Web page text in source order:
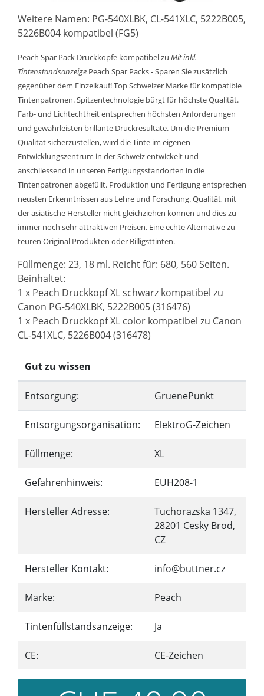
Weitere Namen: PG-540XLBK, CL-541XLC, 5222B005,
5226B004 kompatibel (FG5)
Peach Spar Pack Druckköpfe kompatibel zu Mit inkl.
Tintenstandsanzeige Peach Spar Packs - Sparen Sie zusätzlich
gegenüber dem Einzelkauf! Top Schweizer Marke für kompatible
Tintenpatronen. Spitzentechnologie bürgt für höchste Qualität.
Farb- und Lichtechtheit entsprechen höchsten Anforderungen
und gewährleisten brillante Druckresultate. Um die Premium
Qualität sicherzustellen, wird die Tinte im eigenen
Entwicklungszentrum in der Schweiz entwickelt und
anschliessend in unseren Fertigungsstandorten in die
Tintenpatronen abgefüllt. Produktion und Fertigung entsprechen
neusten Erkenntnissen aus Lehre und Forschung. Qualität, mit
der asiatische Hersteller nicht gleichziehen können und dies zu
immer noch sehr attraktiven Preisen. Eine echte Alternative zu
teuren Original Produkten oder Billigsttinten.
Füllmenge: 23, 18 ml. Reicht für: 680, 560 Seiten.
Beinhaltet:
1 x Peach Druckkopf XL schwarz kompatibel zu
Canon PG-540XLBK, 5222B005 (316476)
1 x Peach Druckkopf XL color kompatibel zu Canon
CL-541XLC, 5226B004 (316478)
Gut zu wissen
Entsorgung: GruenePunkt
Entsorgungsorganisation: ElektroG-Zeichen
Füllmenge: XL
Gefahrenhinweis: EUH208-1
Hersteller Adresse:
Tuchorazska 1347,
28201 Cesky Brod,
CZ
Hersteller Kontakt: info@buttner.cz
Marke: Peach
Tintenfüllstandsanzeige: Ja
CE: CE-Zeichen